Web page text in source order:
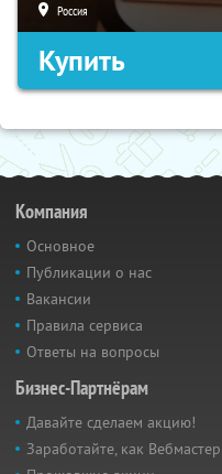
Россия
Купить
Компания
Основное
Публикации о нас
Вакансии
Правила сервиса
Ответы на вопросы
Бизнес-Партнёрам
Давайте сделаем акцию!
Заработайте, как Вебмастер